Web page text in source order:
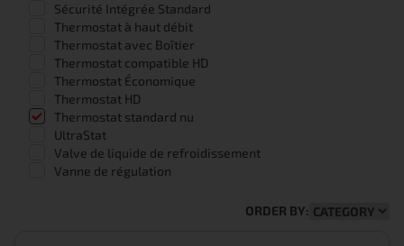
Sécurité Intégrée Standard
Thermostat à haut débit
Thermostat avec Boîtier
Thermostat compatible HD
Thermostat Économique
Thermostat HD
Thermostat standard nu
UltraStat
Valve de liquide de refroidissement
Vanne de régulation
ORDER BY: